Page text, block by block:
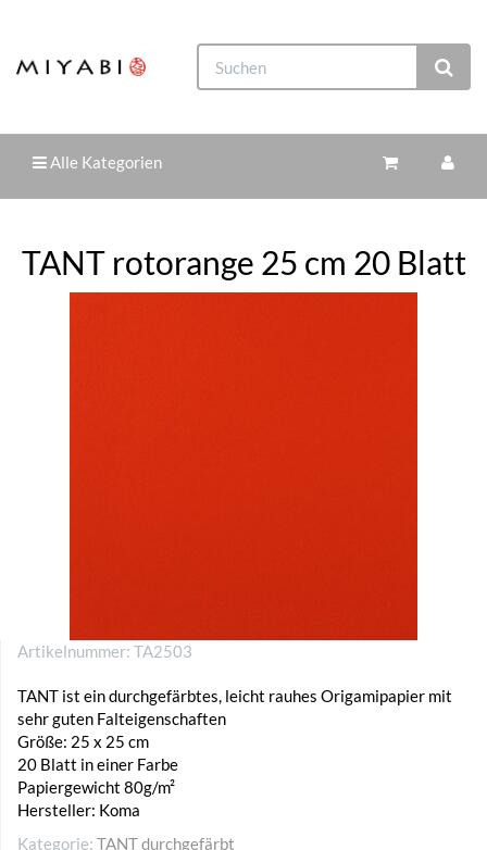
Alle Kategorien
TANT rotorange 25 cm 20 Blatt
Artikelnummer: TA2503
TANT ist ein durchgefärbtes, leicht rauhes Origamipapier mit
sehr guten Falteigenschaften
Größe: 25 x 25 cm
20 Blatt in einer Farbe
Papiergewicht 80g/m²
Hersteller: Koma
Kategorie: TANT durchgefärbt